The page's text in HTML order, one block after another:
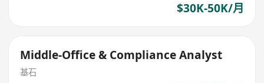
$30K-50K/月
Middle-Office & Compliance Analyst
基石